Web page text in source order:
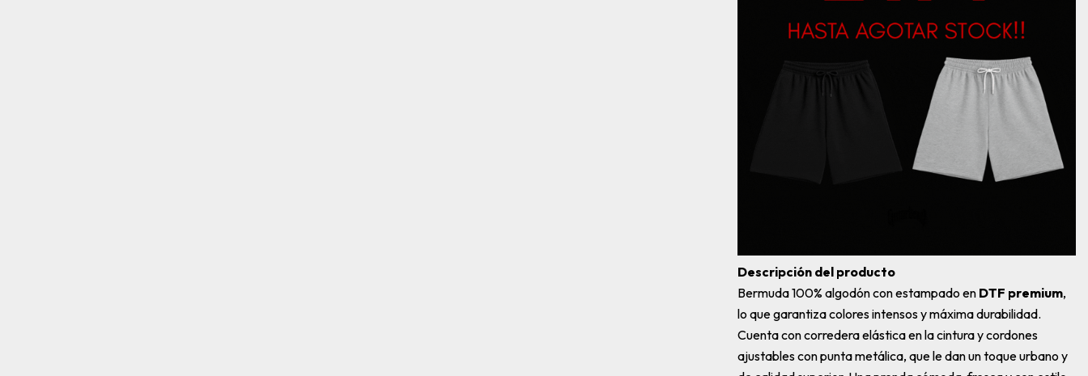
Descripción del producto
Bermuda 100% algodón con estampado en DTF premium,
lo que garantiza colores intensos y máxima durabilidad.
Cuenta con corredera elástica en la cintura y cordones
ajustables con punta metálica, que le dan un toque urbano y